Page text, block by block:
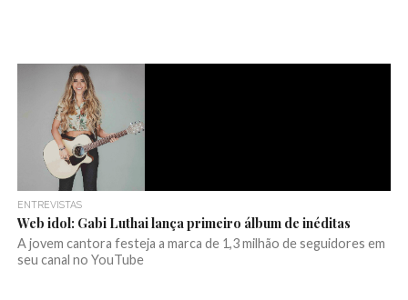
ENTREVISTAS
Web idol: Gabi Luthai lança primeiro álbum de inéditas
A jovem cantora festeja a marca de 1,3 milhão de seguidores em
seu canal no YouTube